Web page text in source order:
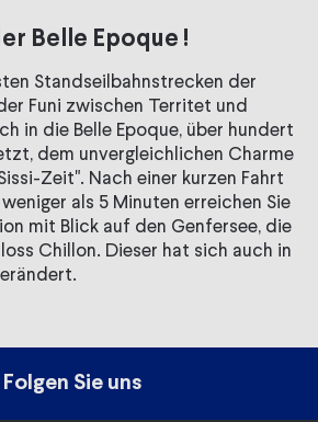
Belle Epoque !
Standseilbahnstrecken der
Funi zwischen Territet und
in die Belle Epoque, über hundert
dem unvergleichlichen Charme
Zeit". Nach einer kurzen Fahrt
als 5 Minuten erreichen Sie
mit Blick auf den Genfersee, die
Chillon. Dieser hat sich auch in
Folgen Sie uns